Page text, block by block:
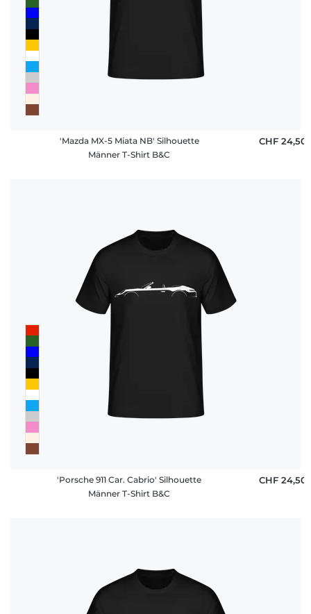
'Mazda MX-5 Miata NB' Silhouette
Männer T-Shirt B&C
CHF 24,50
'Porsche 911 Car. Cabrio' Silhouette
Männer T-Shirt B&C
CHF 24,50